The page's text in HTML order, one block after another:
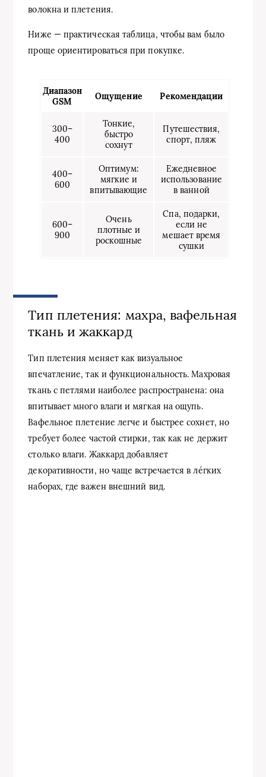
волокна и плетения.
Ниже — практическая таблица, чтобы вам было
проще ориентироваться при покупке.
Диапазон
GSM
Ощущение Рекомендации
300–
400
Тонкие,
быстро
сохнут
Путешествия,
спорт, пляж
400–
600
Оптимум:
мягкие и
впитывающие
Ежедневное
использование
в ванной
600–
900
Очень
плотные и
роскошные
Спа, подарки,
если не
мешает время
сушки
Тип плетения: махра, вафельная
ткань и жаккард
Тип плетения меняет как визуальное
впечатление, так и функциональность. Махровая
ткань с петлями наиболее распространена: она
впитывает много влаги и мягкая на ощупь.
Вафельное плетение легче и быстрее сохнет, но
требует более частой стирки, так как не держит
столько влаги. Жаккард добавляет
декоративности, но чаще встречается в ле́гких
наборах, где важен внешний вид.